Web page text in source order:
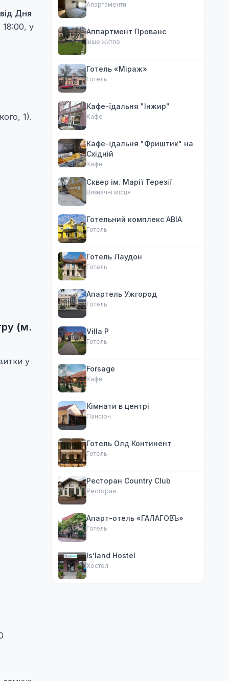
Дня
18:00, у
1).
(м.
у
Апартаменти
Аппартмент Прованс
Інше житло
Готель «Міраж»
Готель
Кафе-їдальня "Інжир"
Кафе
Кафе-їдальня "Фриштик" на
Східній
Кафе
Сквер ім. Марії Терезії
Визначні місця
Готельний комплекс АВІА
Готель
Готель Лаудон
Готель
Апартель Ужгород
Готель
Villa P
Готель
Forsage
Кафе
Кімнати в центрі
Пансіон
Готель Олд Континент
Готель
Ресторан Country Club
Ресторан
Апарт-отель «ГАЛАГОВЪ»
Готель
Is’land Hostel
Хостел